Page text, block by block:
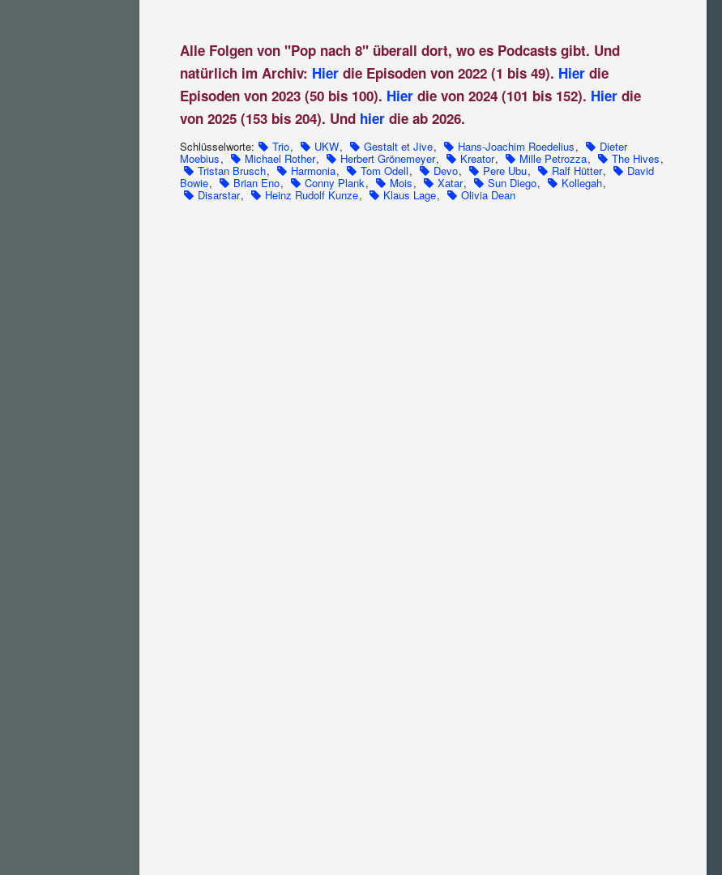
Alle Folgen von "Pop nach 8" überall dort, wo es Podcasts gibt. Und
natürlich im Archiv: Hier die Episoden von 2022 (1 bis 49). Hier die
Episoden von 2023 (50 bis 100). Hier die von 2024 (101 bis 152). Hier die
von 2025 (153 bis 204). Und hier die ab 2026.
Schlüsselworte: Trio, UKW, Gestalt et Jive, Hans-Joachim Roedelius, Dieter
Moebius, Michael Rother, Herbert Grönemeyer, Kreator, Mille Petrozza, The Hives,
Tristan Brusch, Harmonia, Tom Odell, Devo, Pere Ubu, Ralf Hütter, David
Bowie, Brian Eno, Conny Plank, Mois, Xatar, Sun Diego, Kollegah,
Disarstar, Heinz Rudolf Kunze, Klaus Lage, Olivia Dean